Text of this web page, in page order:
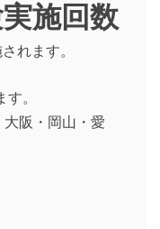
施回数
れます。
。
阪・岡山・愛